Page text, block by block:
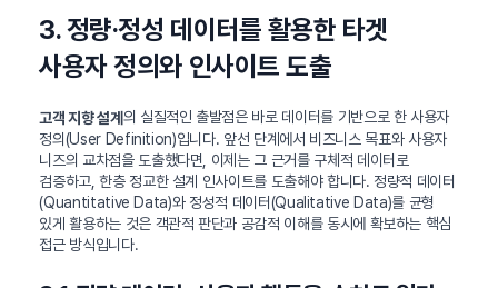
3. 정량·정성 데이터를 활용한 타겟
사용자 정의와 인사이트 도출
고객 지향 설계 의 실질적인 출발점은 바로 데이터를 기반으로 한 사용자
정의(User Definition)입니다. 앞선 단계에서 비즈니스 목표와 사용자
니즈의 교차점을 도출했다면, 이제는 그 근거를 구체적 데이터로
검증하고, 한층 정교한 설계 인사이트를 도출해야 합니다. 정량적 데이터
(Quantitative Data)와 정성적 데이터(Qualitative Data)를 균형
있게 활용하는 것은 객관적 판단과 공감적 이해를 동시에 확보하는 핵심
접근 방식입니다.